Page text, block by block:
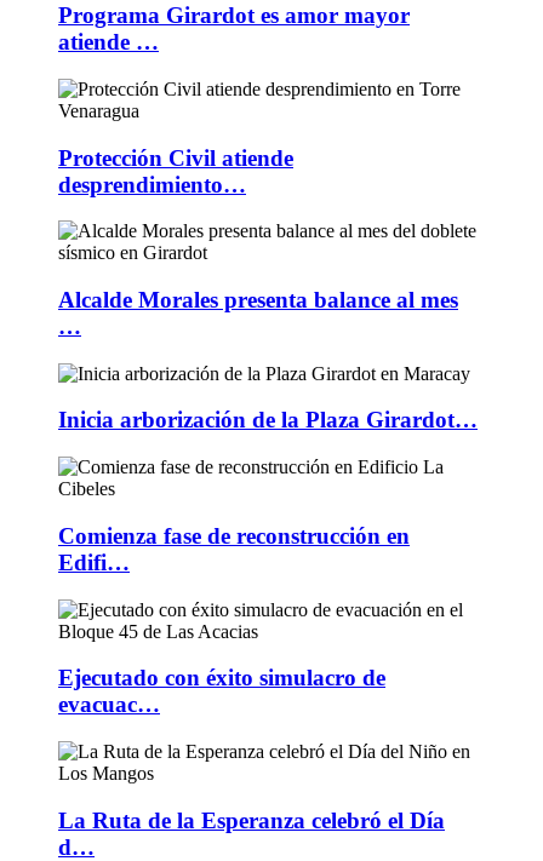
Programa Girardot es amor mayor
atiende …
Protección Civil atiende
desprendimiento…
Alcalde Morales presenta balance al mes
…
Inicia arborización de la Plaza Girardot…
Comienza fase de reconstrucción en
Edifi…
Ejecutado con éxito simulacro de
evacuac…
La Ruta de la Esperanza celebró el Día
d…